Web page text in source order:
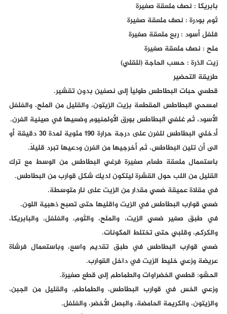
بابريكا : نصف ملعقة صغيرة
ثوم بودرة : نصف ملعقة صغيرة
فلفل أسود : ربع ملعقة صغيرة
ملح : نصف ملعقة صغيرة
زيت الذرة : حسب الحاجة (للقلي)
طريقة التحضير
قطعي حبات البطاطس طولياً إلى نصفين بدون تقشير.
امسحي البطاطس المقطعة بزيت الزيتون، والقليل من الملح، والفلفل
الأسود، ثم غلفي البطاطس بورق الأولمنيوم وضعيها في صينية الفرن.
أدخلي البطاطس للفرن على درجة حرارة 190 مئوية لمدة 30 دقيقة أو
الى أن تلين البطاطس، ثم أخرجيها من الفرن ودعيها تبرد قليلاً.
باستعمال ملعقة طعام صغيرة فرغي البطاطس من الوسط مع ترك
القليل من اللب حول القشرة ليتكون لديك شكل قوارب من البطاطس.
في مقلاة عميقة ضعي مقدار من الزيت على نار متوسطة.
ضعي قوارب البطاطس في الزيت واقليها حتى تصبح ذهبية اللون.
في طبق صغير ضعي الزيت، والملح، والثوم، والفلفل، والبابريكا،
والكركم، وقلبي حتى تختلط المكونات.
ضعي قوارب البطاطس في طبق تقديم واسع، وباستعمال فرشاة
عريضة وزعي خليط الزيت في داخل القوارب.
الحشو: قطعي الخضراوات والطماطم إلى قطع صغيرة.
وزعي الخس في قوارب البطاطس، والطماطم، والقليل من الجبن،
والزيتون، والكريمة الحامضة، والبصل الأخضر، والفلفل.